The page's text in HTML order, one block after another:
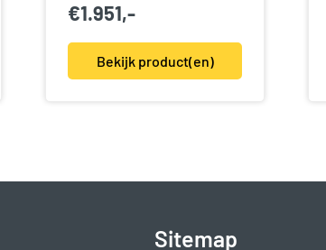
€1.951,-
Bekijk product(en)
Sitemap